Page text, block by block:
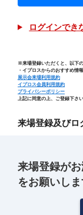
来場登録が
をお願いしま
ログインでき
※来場登録いただくと、以下
・イプロスからのおすすめ情
展示会来場利用規約
イプロス会員利用規約
プライバシーポリシー
上記に同意の上、ご登録下さい
来場登録及びロ